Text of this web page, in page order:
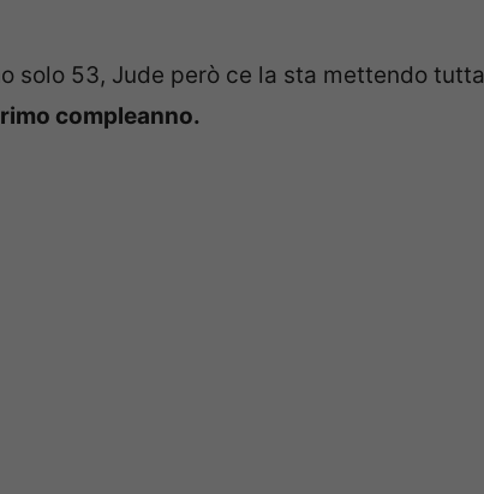
solo 53, Jude però ce la sta mettendo tutta
compleanno.